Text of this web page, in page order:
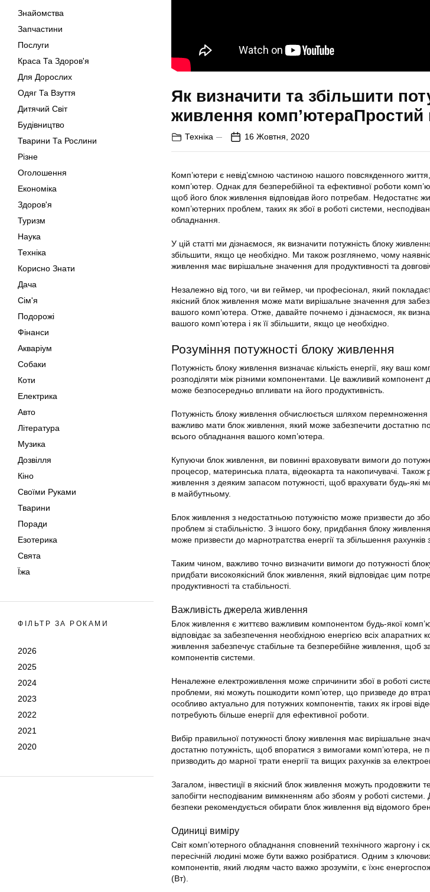
Знайомства
Запчастини
Послуги
Краса Та Здоров'я
Для Дорослих
Одяг Та Взуття
Дитячий Світ
Будівництво
Тварини Та Рослини
Різне
Оголошення
Економіка
Здоров'я
Туризм
Наука
Техніка
Корисно Знати
Дача
Сім'я
Подорожі
Фінанси
Акваріум
Собаки
Коти
Електрика
Авто
Література
Музика
Дозвілля
Кіно
Своїми Руками
Тварини
Поради
Езотерика
Свята
Їжа
ФІЛЬТР ЗА РОКАМИ
2026
2025
2024
2023
2022
2021
2020
Як визначити та збільшити
живлення комп’ютераПростий
Техніка 16 Жовтня, 2020
Комп’ютери є невід’ємною частиною нашого повсякденного
комп’ютер. Однак для безперебійної та ефективної роботи
щоб його блок живлення відповідав його потребам. Недостатнє
комп’ютерних проблем, таких як збої в роботі системи,
обладнання.
У цій статті ми дізнаємося, як визначити потужність блоку
збільшити, якщо це необхідно. Ми також розглянемо, чому
живлення має вирішальне значення для продуктивності та
Незалежно від того, чи ви геймер, чи професіонал, який
якісний блок живлення може мати вирішальне значення для
вашого комп’ютера. Отже, давайте почнемо і дізнаємося, як
вашого комп’ютера і як її збільшити, якщо це необхідно.
Розуміння потужності блоку живлення
Потужність блоку живлення визначає кількість енергії, яку ваш
розподіляти між різними компонентами. Це важливий компонент
може безпосередньо впливати на його продуктивність.
Потужність блоку живлення обчислюється шляхом перемноження
важливо мати блок живлення, який може забезпечити достатню
всього обладнання вашого комп’ютера.
Купуючи блок живлення, ви повинні враховувати вимоги до
процесор, материнська плата, відеокарта та накопичувачі. Також
живлення з деяким запасом потужності, щоб врахувати будь-які
в майбутньому.
Блок живлення з недостатньою потужністю може призвести до
проблем зі стабільністю. З іншого боку, придбання блоку
може призвести до марнотратства енергії та збільшення рахунків
Таким чином, важливо точно визначити вимоги до потужності
придбати високоякісний блок живлення, який відповідає цим
продуктивності та стабільності.
Важливість джерела живлення
Блок живлення є життєво важливим компонентом будь-якої
відповідає за забезпечення необхідною енергією всіх апаратних
живлення забезпечує стабільне та безперебійне живлення, щоб
компонентів системи.
Неналежне електроживлення може спричинити збої в роботі
проблеми, які можуть пошкодити комп’ютер, що призведе до
особливо актуально для потужних компонентів, таких як ігрові
потребують більше енергії для ефективної роботи.
Вибір правильної потужності блоку живлення має вирішальне
достатню потужність, щоб впоратися з вимогами комп’ютера,
призводить до марної трати енергії та вищих рахунків за
Загалом, інвестиції в якісний блок живлення можуть продовжити
запобігти несподіваним вимкненням або збоям у роботі системи.
безпеки рекомендується обирати блок живлення від відомого
Одиниці виміру
Світ комп’ютерного обладнання сповнений технічного жаргону і
пересічній людині може бути важко розібратися. Одним з
компонентів, який людям часто важко зрозуміти, є їхнє
(Вт).